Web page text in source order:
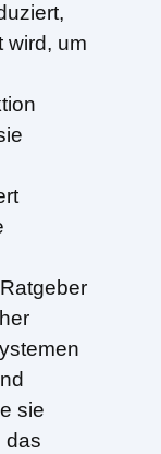
wird, um
sie
das